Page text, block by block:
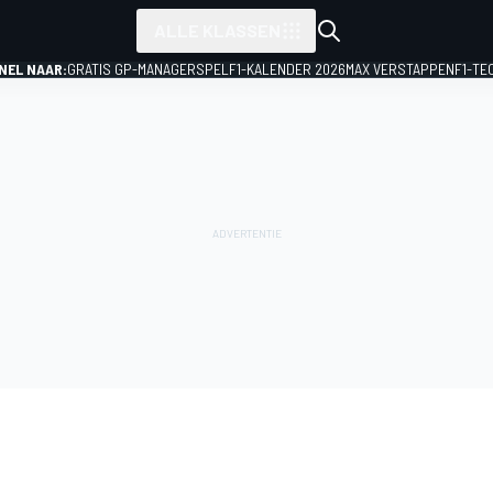
NAAR:GRATIS GP-MANAGERSPEL F1-KALENDER 2026MAX VERSTAPPENF1-